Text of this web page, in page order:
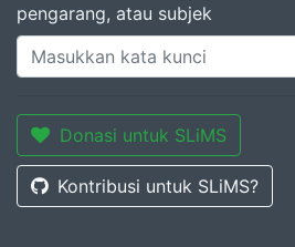
pengarang, atau subjek
Donasi untuk SLiMS
Kontribusi untuk SLiMS?